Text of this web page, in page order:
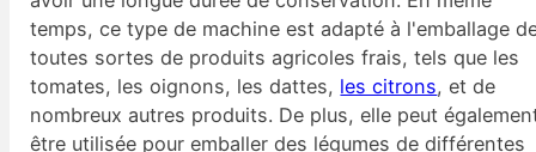
temps, ce type de machine est adapté à l'emballage
toutes sortes de produits agricoles frais, tels que les
tomates, les oignons, les dattes, les citrons, et de
nombreux autres produits. De plus, elle peut
être utilisée pour emballer des légumes de différentes